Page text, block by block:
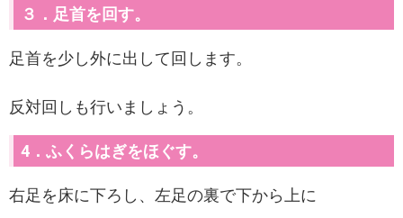
３．足首を回す。
足首を少し外に出して回します。
反対回しも行いましょう。
4．ふくらはぎをほぐす。
右足を床に下ろし、左足の裏で下から上に